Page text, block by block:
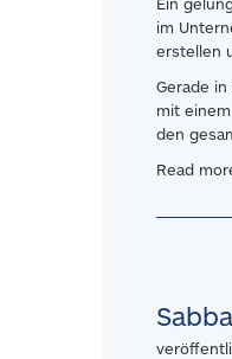
im
erstellen
Gerade
mit
den
Read